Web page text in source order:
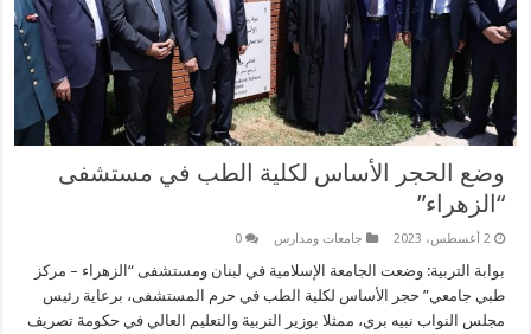
وضع الحجر الأساس لكلية الطب في مستشفى
“الزهراء”
2 أغسطس، 2023 جامعات ومدارس 0
بوابة التربية: وضعت الجامعة الإسلامية في لبنان ومستشفى “الزهراء – مركز
طبي جامعي” حجر الأساس لكلية الطب في حرم المستشفى، برعاية رئيس
مجلس النواب نبيه بري، ممثلا بوزير التربية والتعليم العالي في حكومة تصريف